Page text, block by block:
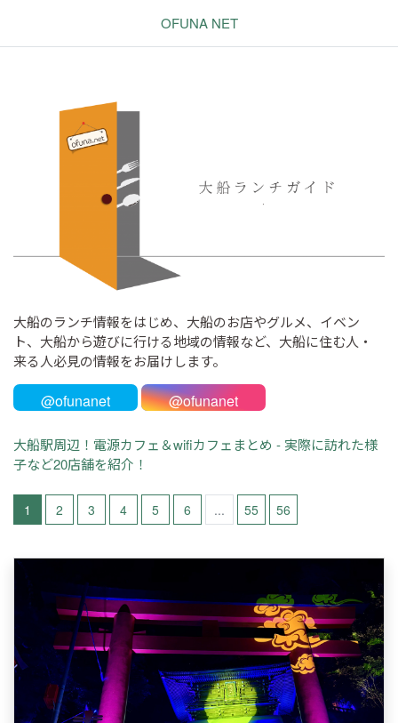
OFUNA NET
大船のランチ情報をはじめ、大船のお店やグルメ、イベン
ト、大船から遊びに行ける地域の情報など、大船に住む人・
来る人必見の情報をお届けします。
@ofunanet @ofunanet
大船駅周辺！電源カフェ＆wifiカフェまとめ - 実際に訪れた様
子など20店舗を紹介！
1 2 3 4 5 6 ... 55 56